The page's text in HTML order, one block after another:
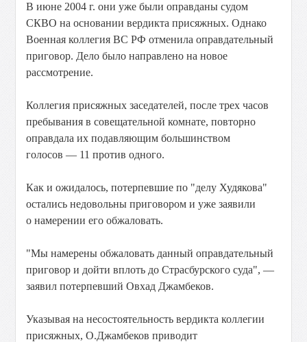
В июне 2004 г. они уже были оправданы судом
СКВО на основании вердикта присяжных. Однако
Военная коллегия ВС РФ отменила оправдательный
приговор. Дело было направлено на новое
рассмотрение.
Коллегия присяжных заседателей, после трех часов
пребывания в совещательной комнате, повторно
оправдала их подавляющим большинством
голосов — 11 против одного.
Как и ожидалось, потерпевшие по "делу Худякова"
остались недовольны приговором и уже заявили
о намерении его обжаловать.
"Мы намерены обжаловать данный оправдательный
приговор и дойти вплоть до Страсбурского суда", —
заявил потерпевший Овхад Джамбеков.
Указывая на несостоятельность вердикта коллегии
присяжных, О.Джамбеков приводит